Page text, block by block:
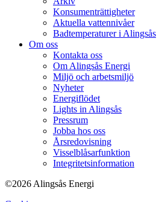
Konsumenträttigheter
Aktuella vattennivåer
Badtemperaturer i Alingsås
Om oss
Kontakta oss
Om Alingsås Energi
Miljö och arbetsmiljö
Nyheter
Energiflödet
Lights in Alingsås
Pressrum
Jobba hos oss
Årsredovisning
Visselblåsarfunktion
Integritetsinformation
©2026 Alingsås Energi